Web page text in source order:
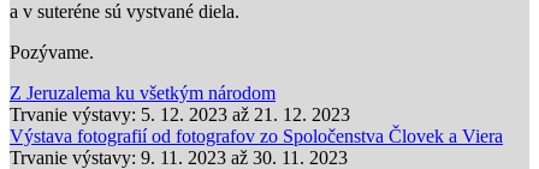
a v suteréne sú vystvané diela.
Pozývame.
Z Jeruzalema ku všetkým národom
Trvanie výstavy: 5. 12. 2023 až 21. 12. 2023
Výstava fotografií od fotografov zo Spoločenstva Človek a Viera
Trvanie výstavy: 9. 11. 2023 až 30. 11. 2023